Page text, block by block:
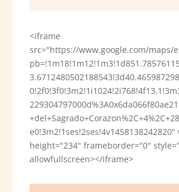
<iframe
src="https://www.google.com/maps/
height="234" frameborder="0"
allowfullscreen></iframe>